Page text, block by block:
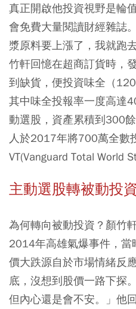
真正開啟他投資視野是輪
會免費大量閱讀財經雜誌
漿原料要上漲了，我就跑
竹軒回憶在超商訂貨時，
到缺貨，便投資味全（
其中味全投報率一度高達
動選股，資產累積到300
人於2017年將700萬全數
VT(Vanguard Total World
主動選股轉被動投
為何轉向被動投資？顏竹
2014年高雄氣爆事件，當
價大跌源自於市場情緒反
底，沒想到股價一路下探
但內心還是會不安。」他